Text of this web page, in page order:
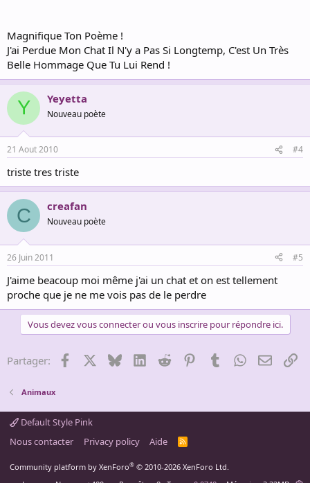
Magnifique Ton Poème !
J'ai Perdue Mon Chat Il N'y a Pas Si Longtemp, C'est Un Très
Belle Hommage Que Tu Lui Rend !
Y Yeyetta
Nouveau poète
21 Aout 2010 #4
triste tres triste
C creafan
Nouveau poète
26 Juin 2011 #5
J'aime beacoup moi même j'ai un chat et on est tellement
proche que je ne me vois pas de le perdre
Vous devez vous connecter ou vous inscrire pour répondre ici.
Partager: Facebook BlueskyLinkedInReddit PinterestTumblrWhatsApp
Email
Animaux
Default Style Pink
Nous contacter
Privacy policy Aide
R
Community platform by XenForo® © 2010-2026 XenForo Ltd.